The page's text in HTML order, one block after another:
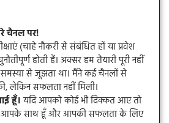
चैनल पर!
(चाहे नौकरी से संबंधित हों या प्रवेश
होती हैं। अक्सर हम तैयारी पूरी नहीं
से जूझता था। मैंने कई चैनलों से
लेकिन सफलता नहीं मिली।
हूँ।यदि आपको कोई भी दिक्कत आए तो
आपके साथ हूँ और आपकी सफलता के लिए